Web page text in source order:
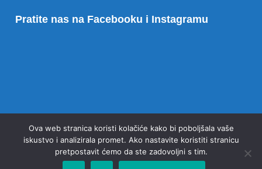
Pratite nas na Facebooku i Instagramu
Ova web stranica koristi kolačiće kako bi poboljšala vaše
iskustvo i analizirala promet. Ako nastavite koristiti stranicu
pretpostavit ćemo da ste zadovoljni s tim.